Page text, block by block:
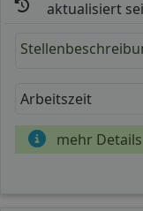
aktualisiert
Arbeitszeit
mehr Details